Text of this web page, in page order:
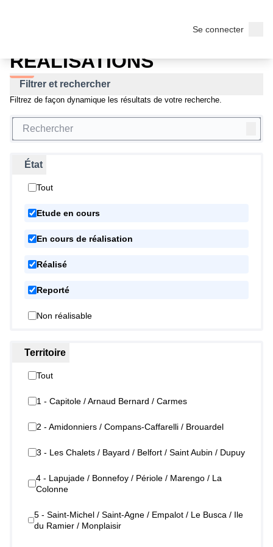
Se connecter
RÉALISATIONS
Filtrer et rechercher
Filtrez de façon dynamique les résultats de votre recherche.
État
Tout
Etude en cours
En cours de réalisation
Réalisé
Reporté
Non réalisable
Territoire
Tout
1 - Capitole / Arnaud Bernard / Carmes
2 - Amidonniers / Compans-Caffarelli / Brouardel
3 - Les Chalets / Bayard / Belfort / Saint Aubin / Dupuy
4 - Lapujade / Bonnefoy / Périole / Marengo / La
Colonne
5 - Saint-Michel / Saint-Agne / Empalot / Le Busca / Ile
du Ramier / Monplaisir